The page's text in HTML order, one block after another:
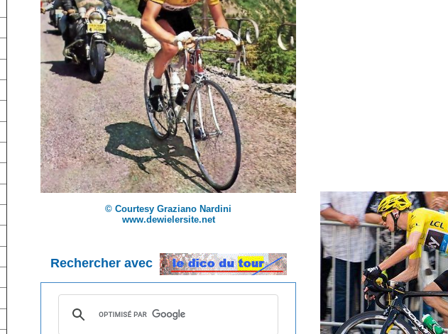
© Courtesy Graziano Nardini
www.dewielersite.net
Rechercher avec